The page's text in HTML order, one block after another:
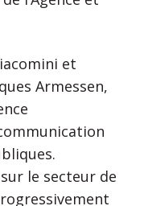
et
Armessen,
le secteur de